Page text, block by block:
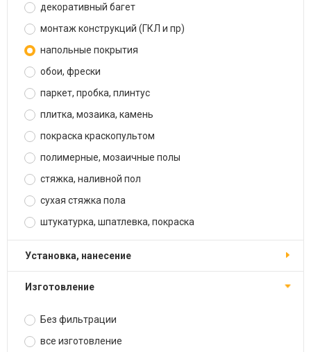
декоративный багет
монтаж конструкций (ГКЛ и пр)
напольные покрытия
обои, фрески
паркет, пробка, плинтус
плитка, мозаика, камень
покраска краскопультом
полимерные, мозаичные полы
стяжка, наливной пол
сухая стяжка пола
штукатурка, шпатлевка, покраска
установка, нанесение
изготовление
Без фильтрации
все изготовление